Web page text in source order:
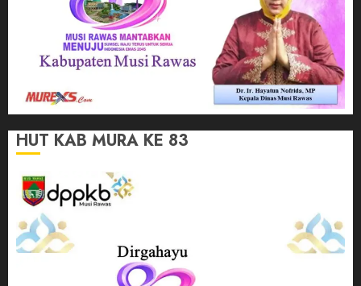
HUT KAB MURA KE 83